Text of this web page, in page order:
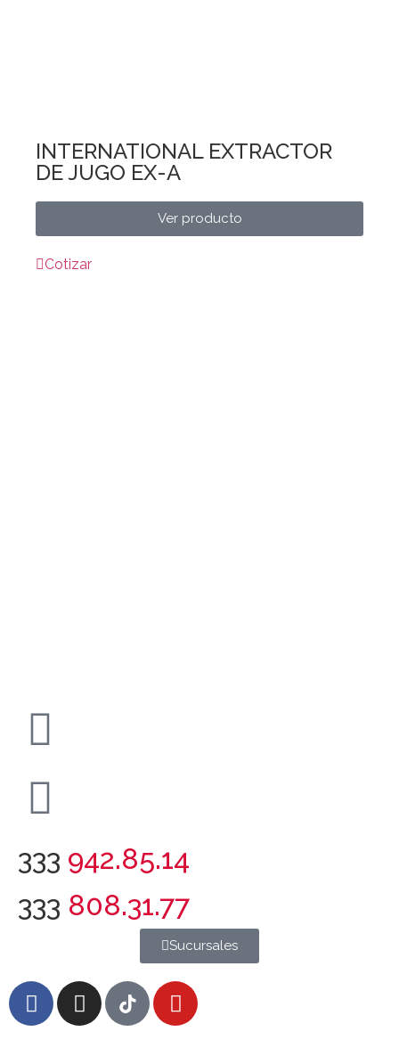
INTERNATIONAL EXTRACTOR
DE JUGO EX-A
Ver producto
Cotizar
333 942.85.14
333 808.31.77
Sucursales